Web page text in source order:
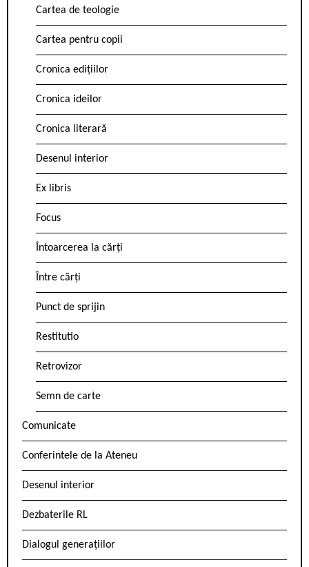
Cartea de teologie
Cartea pentru copii
Cronica edițiilor
Cronica ideilor
Cronica literară
Desenul interior
Ex libris
Focus
Întoarcerea la cărți
Între cărți
Punct de sprijin
Restitutio
Retrovizor
Semn de carte
Comunicate
Conferintele de la Ateneu
Desenul interior
Dezbaterile RL
Dialogul generațiilor